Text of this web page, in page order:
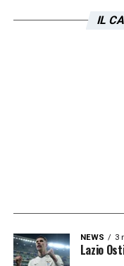
IL
NEWS 3
Lazio